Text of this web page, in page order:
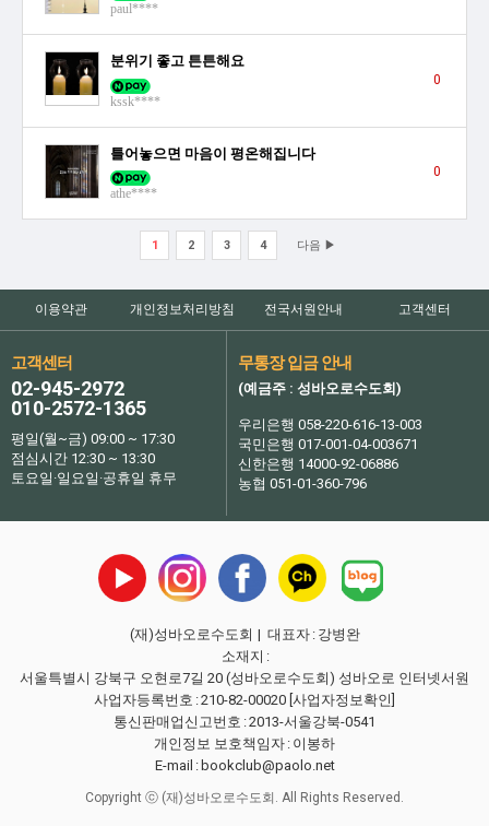
paul****
분위기 좋고 튼튼해요
kssk****
0
틀어놓으면 마음이 평온해집니다
athe****
0
1 2 3 4 다음 ▶
이용약관 개인정보처리방침 전국서원안내 고객센터
고객센터
02-945-2972
010-2572-1365
평일(월~금) 09:00 ~ 17:30
점심시간 12:30 ~ 13:30
토요일·일요일·공휴일 휴무
무통장 입금 안내
(예금주 : 성바오로수도회)
우리은행 058-220-616-13-003
국민은행 017-001-04-003671
신한은행 14000-92-06886
농협 051-01-360-796
(재)성바오로수도회 | 대표자 : 강병완
소재지 :
서울특별시 강북구 오현로7길 20 (성바오로수도회) 성바오로 인터넷서원
사업자등록번호 :210-82-00020 [사업자정보확인]
통신판매업신고번호 :2013-서울강북-0541
개인정보 보호책임자 : 이봉하
E-mail : bookclub@paolo.net
Copyright ⓒ (재)성바오로수도회. All Rights Reserved.